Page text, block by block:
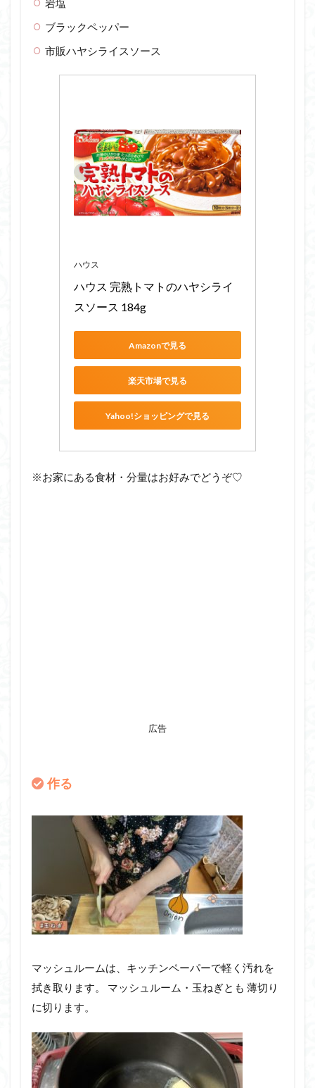
岩塩
ブラックペッパー
市販ハヤシライスソース
ハウス
ハウス 完熟トマトのハヤシライ
スソース 184g
Amazonで見る
楽天市場で見る
Yahoo!ショッピングで見る
※お家にある食材・分量はお好みでどうぞ♡
広告
作る
マッシュルームは、キッチンペーパーで軽く汚れを
拭き取ります。 マッシュルーム・玉ねぎとも 薄切り
に切ります。